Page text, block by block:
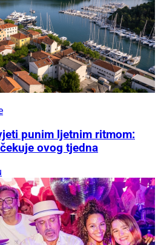
punim ljetnim ritmom:
ovog tjedna